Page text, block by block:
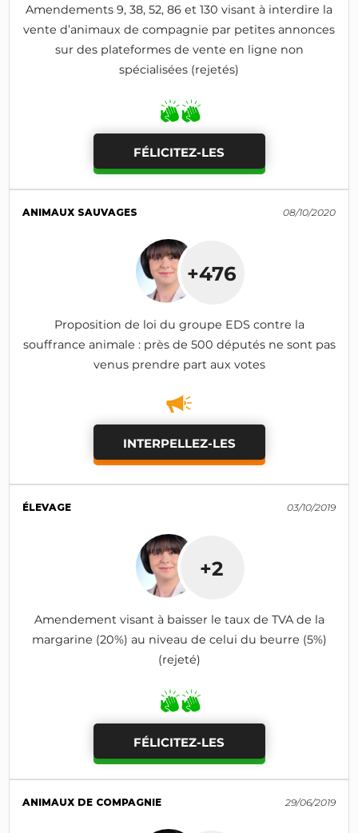
Amendements 9, 38, 52, 86 et 130 visant à interdire la
vente d’animaux de compagnie par petites annonces
sur des plateformes de vente en ligne non
spécialisées (rejetés)
FÉLICITEZ-LES
ANIMAUX SAUVAGES 08/10/2020
+476
Proposition de loi du groupe EDS contre la
souffrance animale : près de 500 députés ne sont pas
venus prendre part aux votes
INTERPELLEZ-LES
ÉLEVAGE 03/10/2019
+2
Amendement visant à baisser le taux de TVA de la
margarine (20%) au niveau de celui du beurre (5%)
(rejeté)
FÉLICITEZ-LES
ANIMAUX DE COMPAGNIE 29/06/2019